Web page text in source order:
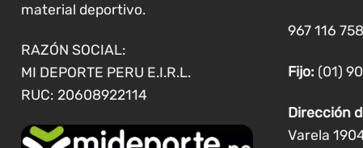
material deportivo.
RAZÓN SOCIAL:
MI DEPORTE PERU E.I.R.L.
RUC: 20608922114
967 116
Fijo: (01)
Dirección
Varela